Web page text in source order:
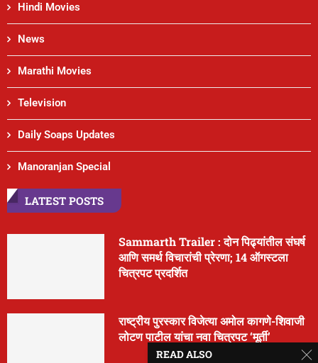
Hindi Movies
News
Marathi Movies
Television
Daily Soaps Updates
Manoranjan Special
LATEST POSTS
Sammarth Trailer : दोन पिढ्यांतील संघर्ष
आणि समर्थ विचारांची प्रेरणा; 14 ऑगस्टला
चित्रपट प्रदर्शित
राष्ट्रीय पुरस्कार विजेत्या अमोल कागणे-शिवाजी
लोटण पाटील यांचा नवा चित्रपट ‘मूर्ती’
READ ALSO